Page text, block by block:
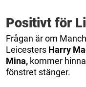
Positivt för
Frågan är om
Leicesters Harry
Mina, kommer
fönstret stänger.